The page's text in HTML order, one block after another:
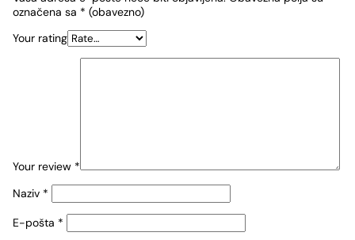
označena sa * (obavezno)
Your rating
Your review *
Naziv *
E-pošta *